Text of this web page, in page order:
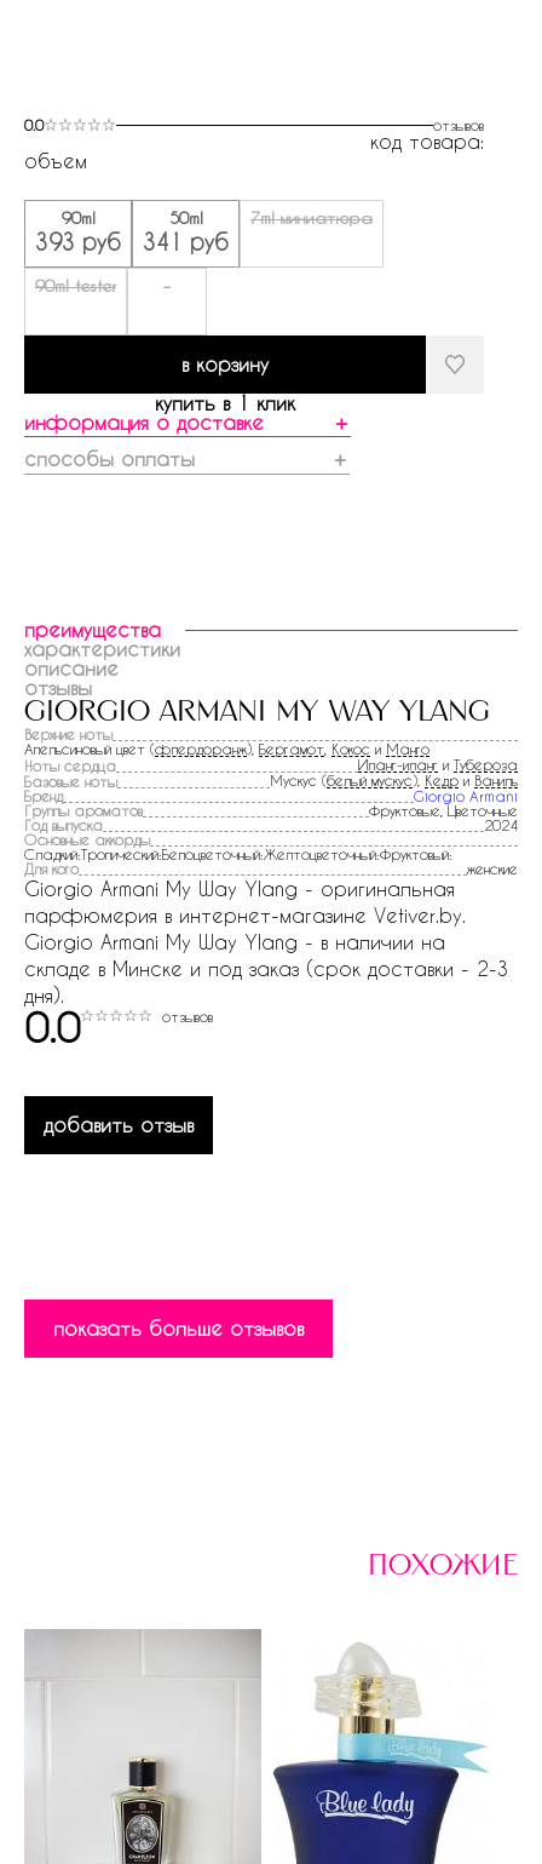
0.0 отзывов
код товара:
объем
90ml
393 руб
50ml
341 руб
7ml миниатюра
90ml tester -
в корзину
купить в 1 клик
информация о доставке
＋
способы оплаты
＋
преимущества
характеристики
описание
отзывы
giorgio armani my way ylang
Верхние ноты
Апельсиновый цвет (флердоранж), Бергамот Кокос и Манго
Ноты сердца
Иланг-иланг и Тубероза
Базовые ноты
Мускус (белый мускус), Кедр и Ваниль
Бренд
Giorgio Armani
Группы ароматов
Фруктовые, Цветочные
Год выпуска
2024
Основные аккорды
Сладкий:Тропический:Белоцветочный:Желтоцветочный:Фруктовый:
Для кого
женские
Giorgio Armani My Way Ylang - оригинальная
парфюмерия в интернет-магазине Vetiver.by.
Giorgio Armani My Way Ylang - в наличии на
складе в Минске и под заказ (срок доставки - 2-3
дня).
0.0 отзывов
добавить отзыв
показать больше отзывов
похожие